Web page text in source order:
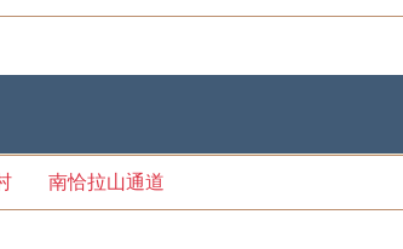
南恰拉山通道